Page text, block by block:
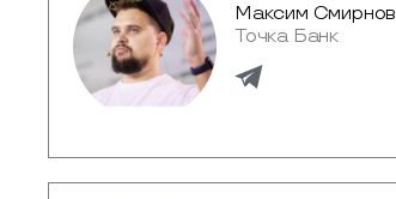
Максим Смирнов
Точка Банк